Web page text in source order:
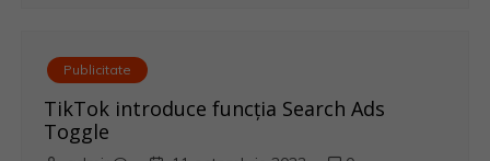
Publicitate
TikTok introduce funcția Search Ads
Toggle